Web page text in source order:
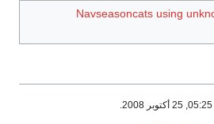
Navseasoncats using